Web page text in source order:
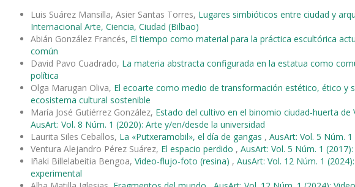
Luis Suárez Mansilla, Asier Santas Torres, Lugares simbióticos entre ciudad y
Internacional Arte, Ciencia, Ciudad (Bilbao)
Abián González Francés, El tiempo como material para la práctica escultórica
común
David Pavo Cuadrado, La materia abstracta configurada en la estatua como
política
Olga Marugan Oliva, El ecoarte como medio de transformación estético, ético y
ecosistema cultural sostenible
María José Gutiérrez González, Estado del cultivo en el binomio ciudad-huerta
AusArt: Vol. 8 Núm. 1 (2020): Arte y/en/desde la universidad
Laurita Siles Ceballos, La «Putxeramobil», el día de gangas , AusArt: Vol. 5 Núm.
Ventura Alejandro Pérez Suárez, El espacio perdido , AusArt: Vol. 5 Núm. 1
Iñaki Billelabeitia Bengoa, Video-flujo-foto (resina) , AusArt: Vol. 12 Núm. 1
experimental